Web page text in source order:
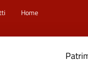
Home